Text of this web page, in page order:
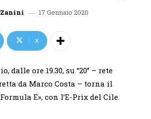
17 Gennaio 2020
X
dalle ore 19.30, su “20” – rete
da Marco Costa – torna il
E», con l’E-Prix del Cile.